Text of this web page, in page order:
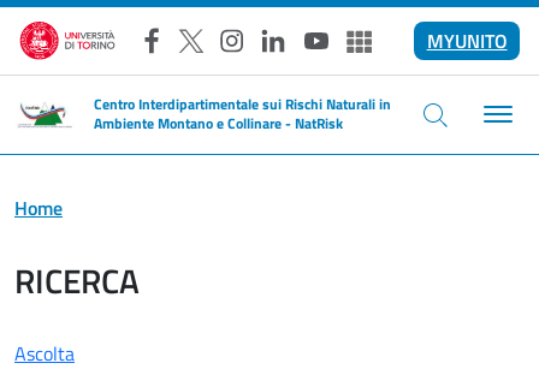
Salta al contenuto principale
Facebook
X Instagram
LinkedInYouTubeAltri social
MYUNITO
Centro Interdipartimentale sui Rischi Naturali in
Ambiente Montano e Collinare - NatRisk
Home
RICERCA
Ascolta